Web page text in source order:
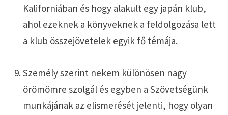
Kaliforniában és hogy alakult egy japán klub,
ahol ezeknek a könyveknek a feldolgozása lett
a klub összejövetelek egyik fő témája.
Személy szerint nekem különösen nagy
örömömre szolgál és egyben a Szövetségünk
munkájának az elismerését jelenti, hogy olyan